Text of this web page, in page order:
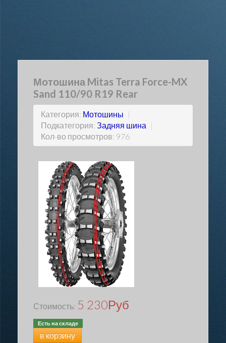
Мотошина Mitas Terra Force-MX
Sand 110/90 R19 Rear
Категория: Мотошины |
Подкатегория: Задняя шина |
Кол-во просмотров: 976
Стоимость: 5 230Руб
Есть на складе
в корзину